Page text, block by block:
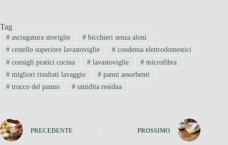
Tag
#asciugatura stoviglie #bicchieri senza aloni
#cestello superiore lavastoviglie #condensa elettrodomestici
#consigli pratici cucina #lavastoviglie # microfibra
#migliori risultati lavaggio #panni assorbenti
#trucco del panno #umidita residua
PRECEDENTE PROSSIMO